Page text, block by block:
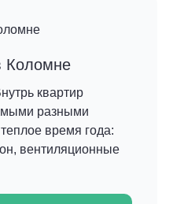
Коломне
квартир
разными
время года:
вентиляционные